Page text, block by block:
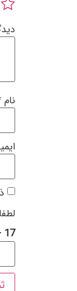
نام
17 − سیزده =